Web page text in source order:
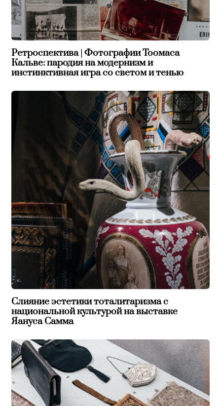
Ретроспектива | Фотографии Тоомаса
Кальве: пародия на модернизм и
инстинктивная игра со светом и тенью
Слияние эстетики тоталитаризма с
национальной культурой на выставке
Яануса Самма